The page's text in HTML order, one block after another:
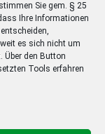
Sie gem. § 25
Ihre Informationen
es sich nicht um
Über den Button
Tools erfahren
Tage-Test.